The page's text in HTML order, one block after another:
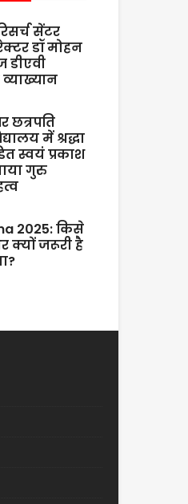
सेंटर
डॉ मोहन
छत्रपति
में श्रद्धा
स्वयं प्रकाश
गुरु
2025: किसे
क्यों जरूरी है